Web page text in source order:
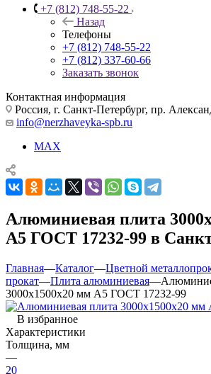
+7 (812) 748-55-22
Назад
Телефоны
+7 (812) 748-55-22
+7 (812) 337-60-66
Заказать звонок
Контактная информация
Россия, г. Санкт-Петербург, пр.
info@nerzhaveyka-spb.ru
MAX
Алюминиевая плита
А5 ГОСТ 17232-99 в
Главная—Каталог—Цветной
прокат—Плита алюминиевая—
3000х1500х20 мм А5 ГОСТ 17232-99
В избранное
Характеристики
Толщина, мм
—
20